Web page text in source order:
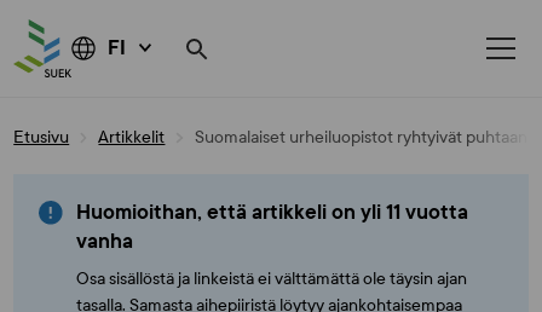
FI
Etusivu Artikkelit Suomalaiset urheiluopistot ryhtyivät puhtaan
Huomioithan, että artikkeli on yli 11 vuotta
vanha
Osa sisällöstä ja linkeistä ei välttämättä ole täysin ajan
tasalla. Samasta aihepiiristä löytyy ajankohtaisempaa